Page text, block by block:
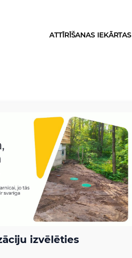
ATTĪRĪŠANAS IEKĀRTAS
izvēlēties